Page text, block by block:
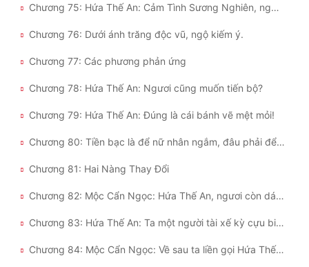
Chương 75: Hứa Thế An: Cảm Tình Sương Nghiên, ngươi quả là thiên mệnh chi nữ, dòng dõi di truyền!
Chương 76: Dưới ánh trăng độc vũ, ngộ kiếm ý.
Chương 77: Các phương phản ứng
Chương 78: Hứa Thế An: Ngươi cũng muốn tiến bộ?
Chương 79: Hứa Thế An: Đúng là cái bánh vẽ mệt mỏi!
Chương 80: Tiền bạc là để nữ nhân ngắm, đâu phải để vung cho gái
Chương 81: Hai Nàng Thay Đổi
Chương 82: Mộc Cẩn Ngọc: Hứa Thế An, ngươi còn dám nói ngươi không biết tiên pháp?
Chương 83: Hứa Thế An: Ta một người tài xế kỳ cựu biết sửa xe, chuyện này rất hợp lý mà!
Chương 84: Mộc Cẩn Ngọc: Về sau ta liền gọi Hứa Thế An